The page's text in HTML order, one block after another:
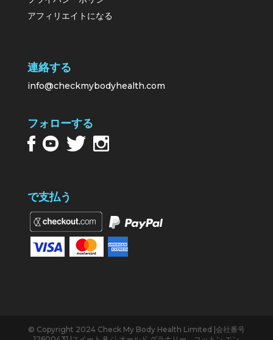
アフィリエイトになる
連絡する
info@checkmybodyhealth.com
フォローする
で支払う
© Copyright 2024 Check My Body Health Limited |会社番号